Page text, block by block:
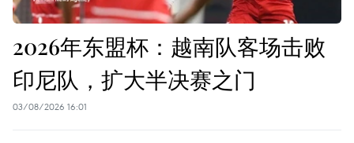
2026年东盟杯：越南队客场击败
印尼队，扩大半决赛之门
03/08/2026 16:01